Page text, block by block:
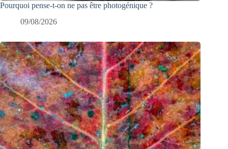
Pourquoi pense-t-on ne pas être photogénique ?
09/08/2026